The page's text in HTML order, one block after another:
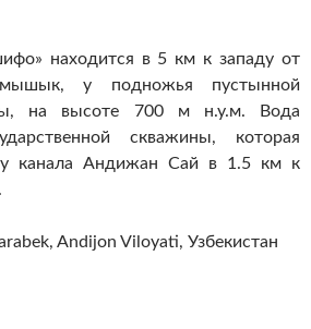
находится в 5 км к западу от
у подножья пустынной
на высоте 700 м н.у.м. Вода
скважины, которая
канала Андижан Сай в 1.5 км к
Andijon Viloyati, Узбекистан